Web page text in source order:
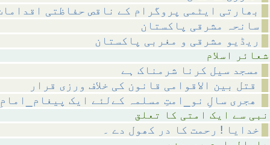
بھارتی ایٹمی پروگرام کے ناقص حفاظتی
سانحہ مشرقی پاکستان
ریڈیو مشرقی و مغربی پاکستان
مسجد سیل کرنا شرمناک ہے
خدایا ! رحمت کا در کھول دے ۔